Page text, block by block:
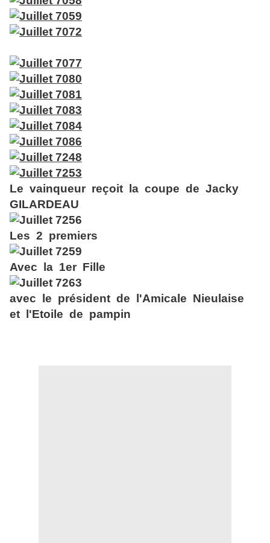
Le vainqueur reçoit la coupe de Jacky
GILARDEAU
Les 2 premiers
Avec la 1er Fille
avec le président de l'Amicale Nieulaise
et l'Etoile de pampin